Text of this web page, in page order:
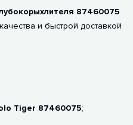
87460075
и быстрой доставкой
Tiger 87460075;